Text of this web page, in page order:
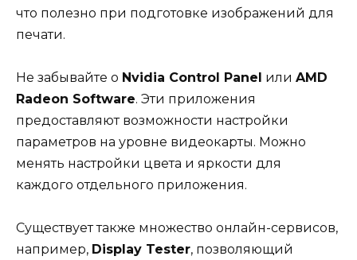
что полезно при подготовке изображений для
печати.
Не забывайте о Nvidia Control Panel или AMD
Radeon Software. Эти приложения
предоставляют возможности настройки
параметров на уровне видеокарты. Можно
менять настройки цвета и яркости для
каждого отдельного приложения.
Существует также множество онлайн-сервисов,
например, Display Tester, позволяющий